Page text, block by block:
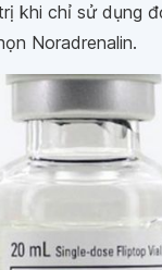
khi chỉ sử dụng
Noradrenalin.